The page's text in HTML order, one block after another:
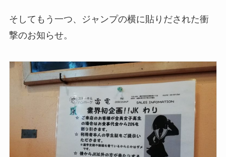
そしてもう一つ、ジャンプの横に貼りだされた衝
撃のお知らせ。